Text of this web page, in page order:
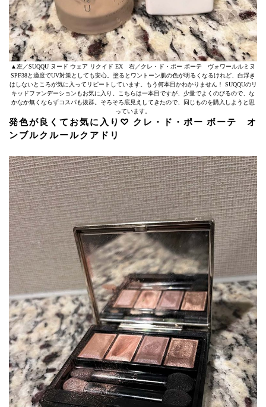
▲左／SUQQU ヌード ウェア リクイド EX 右／クレ・ド・ポー ボーテ ヴォワールルミヌ
SPF38と適度でUV対策としても安心。塗るとワントーン肌の色が明るくなるけれど、白浮き
はしないところが気に入ってリピートしています。もう何本目かわかりません！ SUQQUのリ
キッドファンデーションもお気に入り。こちらは一本目ですが、少量でよくのびるので、な
かなか無くならずコスパも抜群。そろそろ底見えしてきたので、同じものを購入しようと思
っています。
発色が良くてお気に入り♡ クレ・ド・ポー ボーテ オ
ンブルクルールクアドリ